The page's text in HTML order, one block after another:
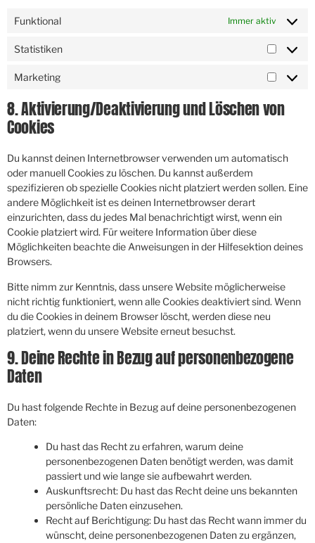
Funktional Immer aktiv
Statistiken
Marketing
8. Aktivierung/Deaktivierung und Löschen von
Cookies
Du kannst deinen Internetbrowser verwenden um automatisch
oder manuell Cookies zu löschen. Du kannst außerdem
spezifizieren ob spezielle Cookies nicht platziert werden sollen. Eine
andere Möglichkeit ist es deinen Internetbrowser derart
einzurichten, dass du jedes Mal benachrichtigt wirst, wenn ein
Cookie platziert wird. Für weitere Information über diese
Möglichkeiten beachte die Anweisungen in der Hilfesektion deines
Browsers.
Bitte nimm zur Kenntnis, dass unsere Website möglicherweise
nicht richtig funktioniert, wenn alle Cookies deaktiviert sind. Wenn
du die Cookies in deinem Browser löscht, werden diese neu
platziert, wenn du unsere Website erneut besuchst.
9. Deine Rechte in Bezug auf personenbezogene
Daten
Du hast folgende Rechte in Bezug auf deine personenbezogenen
Daten:
Du hast das Recht zu erfahren, warum deine
personenbezogenen Daten benötigt werden, was damit
passiert und wie lange sie aufbewahrt werden.
Auskunftsrecht: Du hast das Recht deine uns bekannten
persönliche Daten einzusehen.
Recht auf Berichtigung: Du hast das Recht wann immer du
wünscht, deine personenbezogenen Daten zu ergänzen,